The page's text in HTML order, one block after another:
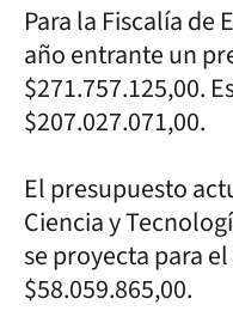
Para la Fiscalía de
año entrante un
$271.757.125,00.
$207.027.071,00.
El presupuesto
Ciencia y
se proyecta para
$58.059.865,00.